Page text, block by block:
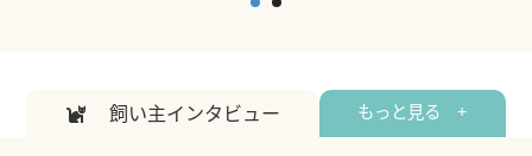
飼い主インタビュー もっと見る +